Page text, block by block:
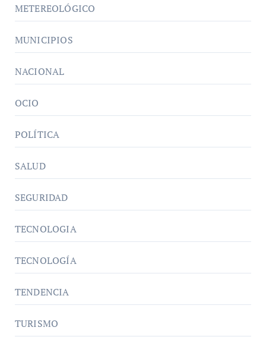
METEREOLÓGICO
MUNICIPIOS
NACIONAL
OCIO
POLÍTICA
SALUD
SEGURIDAD
TECNOLOGIA
TECNOLOGÍA
TENDENCIA
TURISMO